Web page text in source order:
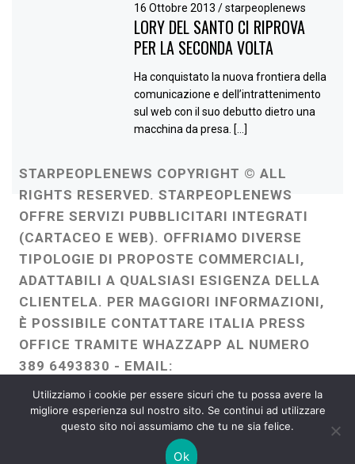
16 Ottobre 2013/ starpeoplenews
LORY DEL SANTO CI RIPROVA
PER LA SECONDA VOLTA
Ha conquistato la nuova frontiera della
comunicazione e dell’intrattenimento
sul web con il suo debutto dietro una
macchina da presa. […]
STARPEOPLENEWS COPYRIGHT © ALL
RIGHTS RESERVED. STARPEOPLENEWS
OFFRE SERVIZI PUBBLICITARI INTEGRATI
(CARTACEO E WEB). OFFRIAMO DIVERSE
TIPOLOGIE DI PROPOSTE COMMERCIALI,
ADATTABILI A QUALSIASI ESIGENZA DELLA
CLIENTELA. PER MAGGIORI INFORMAZIONI,
È POSSIBILE CONTATTARE ITALIA PRESS
OFFICE TRAMITE WHAZZAPP AL NUMERO
389 6493830 - EMAIL:
ITALIAPRESSOFFICE@GMAIL.COM
WEBMASTER :FRANCESCO GENTILE
FREELANCE
Utilizziamo i cookie per essere sicuri che tu possa avere la
migliore esperienza sul nostro sito. Se continui ad utilizzare
questo sito noi assumiamo che tu ne sia felice.
Ok